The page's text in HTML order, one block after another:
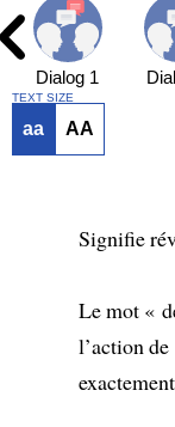
Dialog 1
TEXT SIZE
aa AA
Signifie
Le mot «
l’action